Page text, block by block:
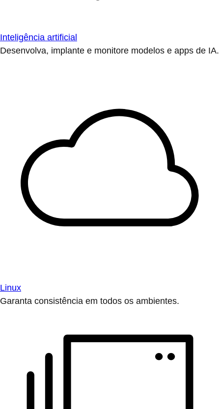
Inteligência artificial
Desenvolva, implante e monitore modelos e apps de IA.
Linux
Garanta consistência em todos os ambientes.